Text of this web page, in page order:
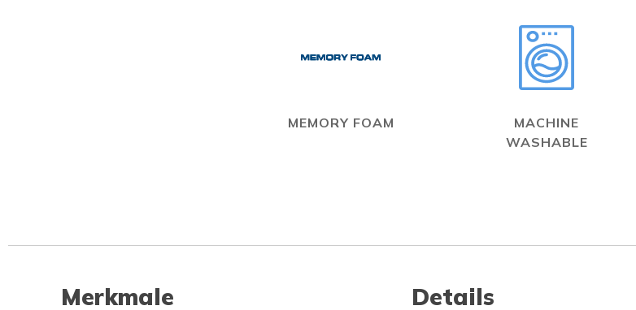
MEMORY FOAM
MACHINE
WASHABLE
Merkmale Details